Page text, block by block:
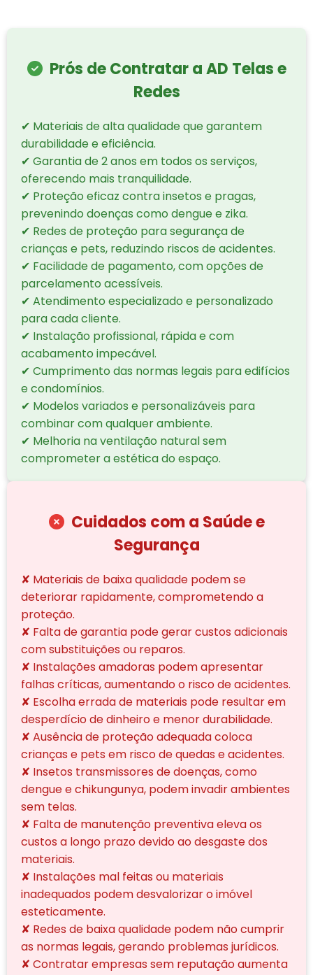
Prós de Contratar a AD Telas e
Redes
✔ Materiais de alta qualidade que garantem
durabilidade e eficiência.
✔ Garantia de 2 anos em todos os serviços,
oferecendo mais tranquilidade.
✔ Proteção eficaz contra insetos e pragas,
prevenindo doenças como dengue e zika.
✔ Redes de proteção para segurança de
crianças e pets, reduzindo riscos de acidentes.
✔ Facilidade de pagamento, com opções de
parcelamento acessíveis.
✔ Atendimento especializado e personalizado
para cada cliente.
✔ Instalação profissional, rápida e com
acabamento impecável.
✔ Cumprimento das normas legais para edifícios
e condomínios.
✔ Modelos variados e personalizáveis para
combinar com qualquer ambiente.
✔ Melhoria na ventilação natural sem
comprometer a estética do espaço.
Cuidados com a Saúde e
Segurança
✘ Materiais de baixa qualidade podem se
deteriorar rapidamente, comprometendo a
proteção.
✘ Falta de garantia pode gerar custos adicionais
com substituições ou reparos.
✘ Instalações amadoras podem apresentar
falhas críticas, aumentando o risco de acidentes.
✘ Escolha errada de materiais pode resultar em
desperdício de dinheiro e menor durabilidade.
✘ Ausência de proteção adequada coloca
crianças e pets em risco de quedas e acidentes.
✘ Insetos transmissores de doenças, como
dengue e chikungunya, podem invadir ambientes
sem telas.
✘ Falta de manutenção preventiva eleva os
custos a longo prazo devido ao desgaste dos
materiais.
✘ Instalações mal feitas ou materiais
inadequados podem desvalorizar o imóvel
esteticamente.
✘ Redes de baixa qualidade podem não cumprir
as normas legais, gerando problemas jurídicos.
✘ Contratar empresas sem reputação aumenta